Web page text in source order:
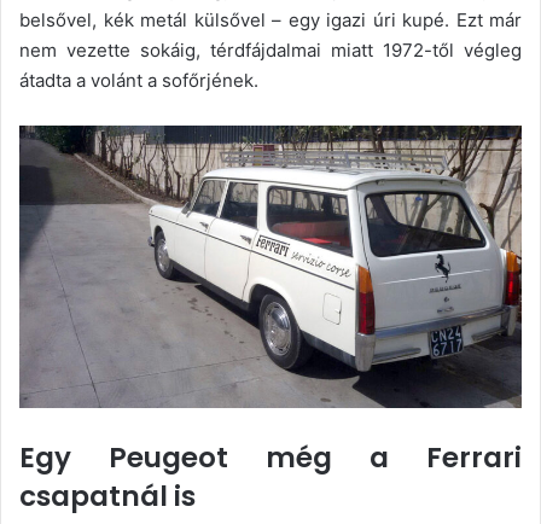
belsővel, kék metál külsővel – egy igazi úri kupé. Ezt már
nem vezette sokáig, térdfájdalmai miatt 1972-től végleg
átadta a volánt a sofőrjének.
Egy Peugeot még a Ferrari
csapatnál is